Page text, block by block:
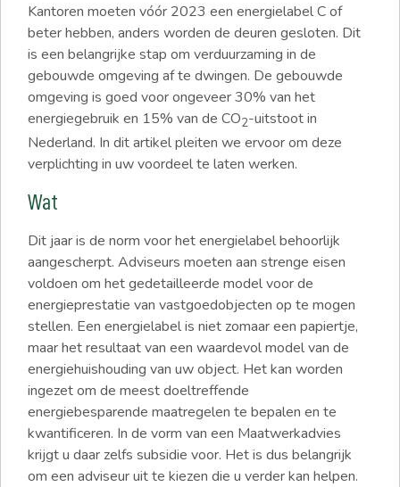
Kantoren moeten vóór 2023 een energielabel C of
beter hebben, anders worden de deuren gesloten. Dit
is een belangrijke stap om verduurzaming in de
gebouwde omgeving af te dwingen. De gebouwde
omgeving is goed voor ongeveer 30% van het
energiegebruik en 15% van de CO2-uitstoot in
Nederland. In dit artikel pleiten we ervoor om deze
verplichting in uw voordeel te laten werken.
Wat
Dit jaar is de norm voor het energielabel behoorlijk
aangescherpt. Adviseurs moeten aan strenge eisen
voldoen om het gedetailleerde model voor de
energieprestatie van vastgoedobjecten op te mogen
stellen. Een energielabel is niet zomaar een papiertje,
maar het resultaat van een waardevol model van de
energiehuishouding van uw object. Het kan worden
ingezet om de meest doeltreffende
energiebesparende maatregelen te bepalen en te
kwantificeren. In de vorm van een Maatwerkadvies
krijgt u daar zelfs subsidie voor. Het is dus belangrijk
om een adviseur uit te kiezen die u verder kan helpen.